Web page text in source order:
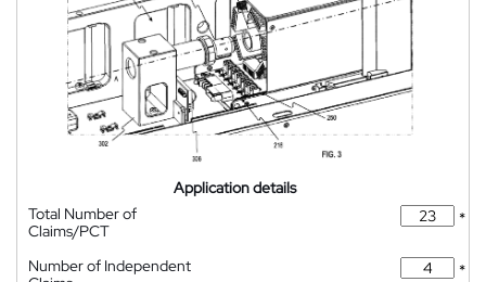
Application details
Total Number of
Claims/PCT
*
Number of Independent
*